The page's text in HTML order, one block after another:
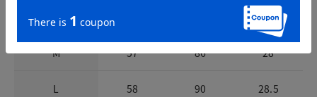
S 27.5
M 57 86 28
L 58 90 28.5